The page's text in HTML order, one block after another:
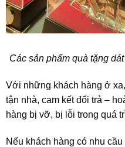
Các sản phẩm quà tặng
Với những khách hàng ở
tận nhà, cam kết đổi trả –
hàng bị vỡ, bị lỗi trong quá
Nếu khách hàng có nhu